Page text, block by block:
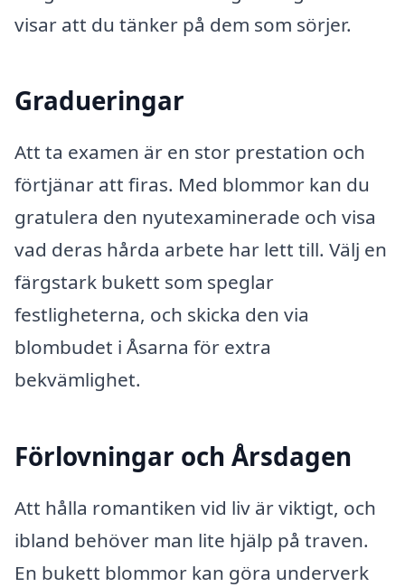
visar att du tänker på dem som sörjer.
Gradueringar
Att ta examen är en stor prestation och
förtjänar att firas. Med blommor kan du
gratulera den nyutexaminerade och visa
vad deras hårda arbete har lett till. Välj en
färgstark bukett som speglar
festligheterna, och skicka den via
blombudet i Åsarna för extra
bekvämlighet.
Förlovningar och Årsdagen
Att hålla romantiken vid liv är viktigt, och
ibland behöver man lite hjälp på traven.
En bukett blommor kan göra underverk